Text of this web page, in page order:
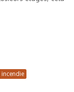
incendie